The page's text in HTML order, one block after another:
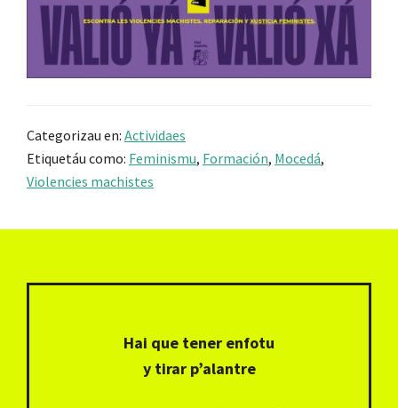
Categorizau en: Actividaes
Etiquetáu como: Feminismu, Formación, Mocedá,
Violencies machistes
Hai que tener enfotu
y tirar p’alantre